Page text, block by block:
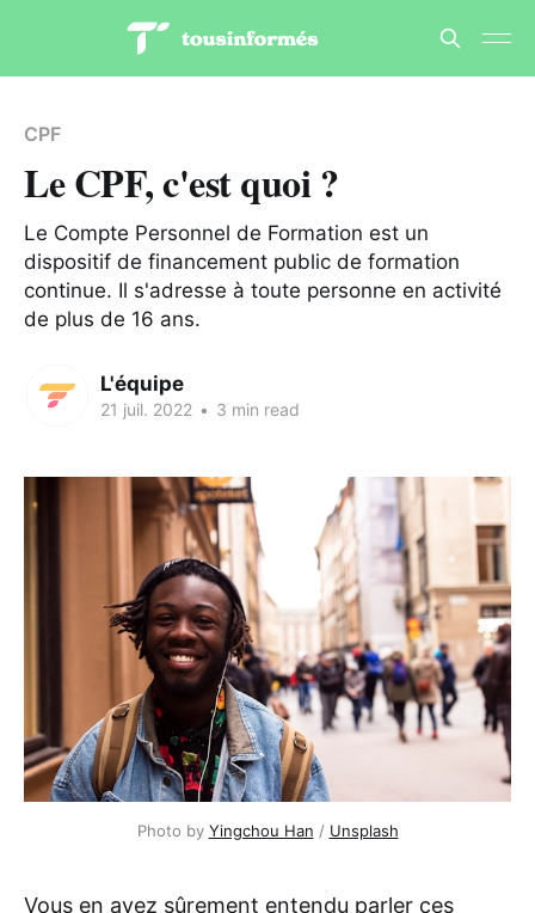
CPF
Le CPF, c'est quoi ?
Le Compte Personnel de Formation est un
dispositif de financement public de formation
continue. Il s'adresse à toute personne en activité
de plus de 16 ans.
L'équipe
21 juil. 2022 • 3 min read
Photo by Yingchou Han / Unsplash
Vous en avez sûrement entendu parler ces